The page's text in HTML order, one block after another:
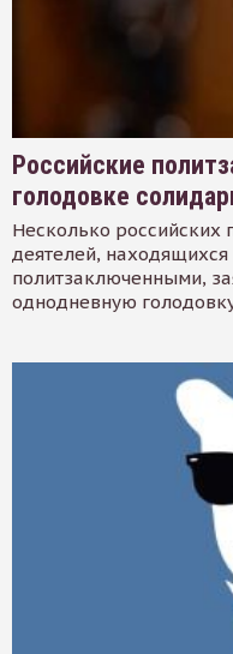
Российские
голодовке
Несколько российских
деятелей,
политзаключенными,
однодневную